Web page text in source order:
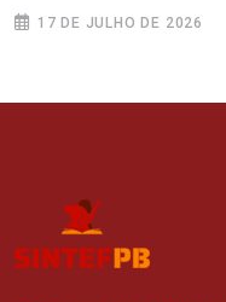
17 DE JULHO DE 2026